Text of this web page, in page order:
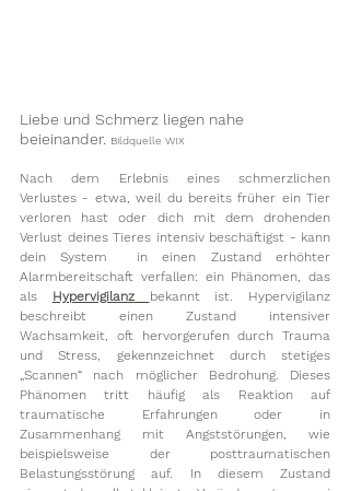
Liebe und Schmerz liegen nahe
beieinander.
Bildquelle WIX
Nach dem Erlebnis eines schmerzlichen
Verlustes - etwa, weil du bereits früher ein Tier
verloren hast oder dich mit dem drohenden
Verlust deines Tieres intensiv beschäftigst - kann
dein System  in einen Zustand erhöhter
Alarmbereitschaft verfallen: ein Phänomen, das
als Hypervigilanz
bekannt ist. Hypervigilanz
beschreibt einen Zustand intensiver
Wachsamkeit, oft hervorgerufen durch Trauma
und Stress, gekennzeichnet durch stetiges
„Scannen“ nach möglicher Bedrohung. Dieses
Phänomen tritt häufig als Reaktion auf
traumatische Erfahrungen oder in
Zusammenhang mit Angststörungen, wie
beispielsweise der posttraumatischen
Belastungsstörung auf. In diesem Zustand